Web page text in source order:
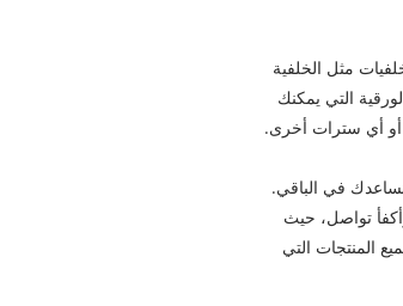
مثل الخلفية
التي يمكنك
أو أي سترات أخرى.
في الباقي.
تواصل، حيث
المنتجات التي